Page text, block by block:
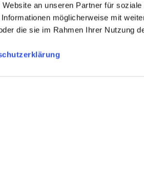
Website an unseren Partner für
möglicherweise mit
die sie im Rahmen Ihrer Nutzung
recyceltem Material